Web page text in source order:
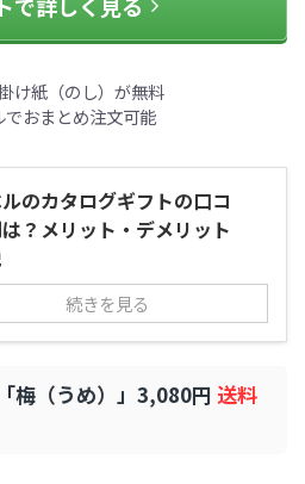
け紙（のし）が無料
でおまとめ注文可能
のカタログギフトの口コ
？メリット・デメリット
続きを見る
梅（うめ）」3,080円 送料